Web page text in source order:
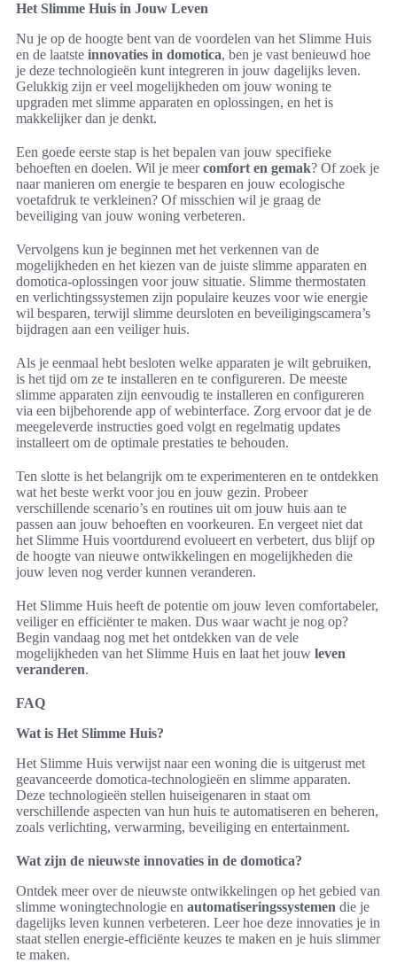
Het Slimme Huis in Jouw Leven
Nu je op de hoogte bent van de voordelen van het Slimme Huis
en de laatste innovaties in domotica, ben je vast benieuwd hoe
je deze technologieën kunt integreren in jouw dagelijks leven.
Gelukkig zijn er veel mogelijkheden om jouw woning te
upgraden met slimme apparaten en oplossingen, en het is
makkelijker dan je denkt.
Een goede eerste stap is het bepalen van jouw specifieke
behoeften en doelen. Wil je meercomfort en gemak? Of zoek je
naar manieren om energie te besparen en jouw ecologische
voetafdruk te verkleinen? Of misschien wil je graag de
beveiliging van jouw woning verbeteren.
Vervolgens kun je beginnen met het verkennen van de
mogelijkheden en het kiezen van de juiste slimme apparaten en
domotica-oplossingen voor jouw situatie. Slimme thermostaten
en verlichtingssystemen zijn populaire keuzes voor wie energie
wil besparen, terwijl slimme deursloten en beveiligingscamera’s
bijdragen aan een veiliger huis.
Als je eenmaal hebt besloten welke apparaten je wilt gebruiken,
is het tijd om ze te installeren en te configureren. De meeste
slimme apparaten zijn eenvoudig te installeren en configureren
via een bijbehorende app of webinterface. Zorg ervoor dat je de
meegeleverde instructies goed volgt en regelmatig updates
installeert om de optimale prestaties te behouden.
Ten slotte is het belangrijk om te experimenteren en te ontdekken
wat het beste werkt voor jou en jouw gezin. Probeer
verschillende scenario’s en routines uit om jouw huis aan te
passen aan jouw behoeften en voorkeuren. En vergeet niet dat
het Slimme Huis voortdurend evolueert en verbetert, dus blijf op
de hoogte van nieuwe ontwikkelingen en mogelijkheden die
jouw leven nog verder kunnen veranderen.
Het Slimme Huis heeft de potentie om jouw leven comfortabeler,
veiliger en efficiënter te maken. Dus waar wacht je nog op?
Begin vandaag nog met het ontdekken van de vele
mogelijkheden van het Slimme Huis en laat het jouw leven
veranderen.
FAQ
Wat is Het Slimme Huis?
Het Slimme Huis verwijst naar een woning die is uitgerust met
geavanceerde domotica-technologieën en slimme apparaten.
Deze technologieën stellen huiseigenaren in staat om
verschillende aspecten van hun huis te automatiseren en beheren,
zoals verlichting, verwarming, beveiliging en entertainment.
Wat zijn de nieuwste innovaties in de domotica?
Ontdek meer over de nieuwste ontwikkelingen op het gebied van
slimme woningtechnologie en automatiseringssystemen die je
dagelijks leven kunnen verbeteren. Leer hoe deze innovaties je in
staat stellen energie-efficiënte keuzes te maken en je huis slimmer
te maken.